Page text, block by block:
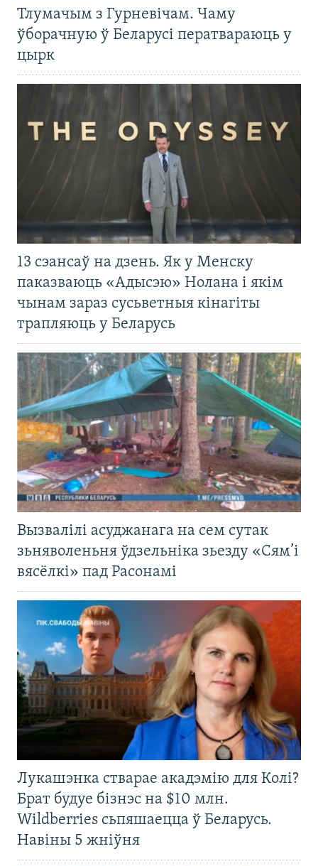
Тлумачым з Гурневічам. Чаму
ўборачную ў Беларусі ператвараюць у
цырк
13 сэансаў на дзень. Як у Менску
паказваюць «Адысэю» Нолана і якім
чынам зараз сусьветныя кінагіты
трапляюць у Беларусь
Вызвалілі асуджанага на сем сутак
зьняволеньня ўдзельніка зьезду «Сям’і
вясёлкі» пад Расонамі
Лукашэнка стварае акадэмію для Колі?
Брат будуе бізнэс на $10 млн.
Wildberries сьпяшаецца ў Беларусь.
Навіны 5 жніўня